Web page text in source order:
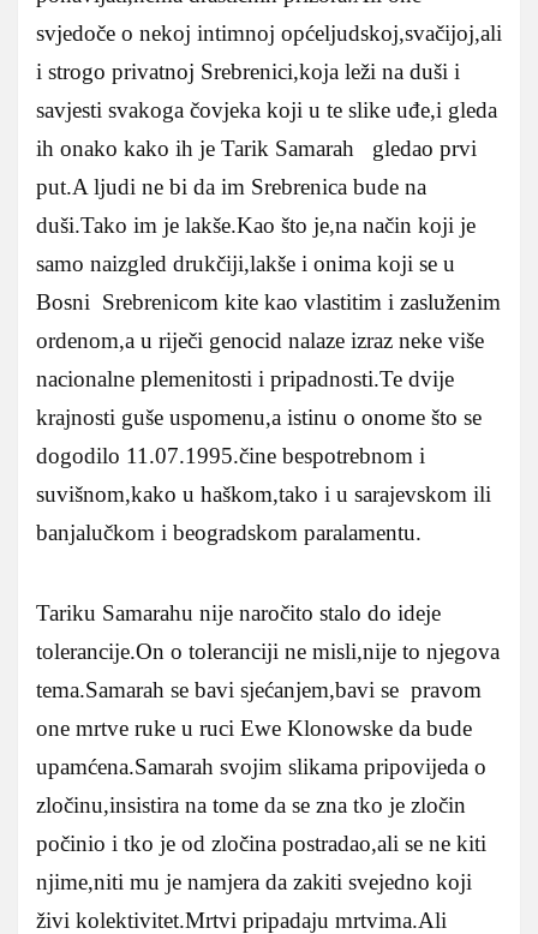
svjedoče o nekoj intimnoj općeljudskoj,svačijoj,ali
i strogo privatnoj Srebrenici,koja leži na duši i
savjesti svakoga čovjeka koji u te slike uđe,i gleda
ih onako kako ih je Tarik Samarah gledao prvi
put.A ljudi ne bi da im Srebrenica bude na
duši.Tako im je lakše.Kao što je,na način koji je
samo naizgled drukčiji,lakše i onima koji se u
Bosni Srebrenicom kite kao vlastitim i zasluženim
ordenom,a u riječi genocid nalaze izraz neke više
nacionalne plemenitosti i pripadnosti.Te dvije
krajnosti guše uspomenu,a istinu o onome što se
dogodilo 11.07.1995.čine bespotrebnom i
suvišnom,kako u haškom,tako i u sarajevskom ili
banjalučkom i beogradskom paralamentu.
Tariku Samarahu nije naročito stalo do ideje
tolerancije.On o toleranciji ne misli,nije to njegova
tema.Samarah se bavi sjećanjem,bavi se pravom
one mrtve ruke u ruci Ewe Klonowske da bude
upamćena.Samarah svojim slikama pripovijeda o
zločinu,insistira na tome da se zna tko je zločin
počinio i tko je od zločina postradao,ali se ne kiti
njime,niti mu je namjera da zakiti svejedno koji
živi kolektivitet.Mrtvi pripadaju mrtvima.Ali